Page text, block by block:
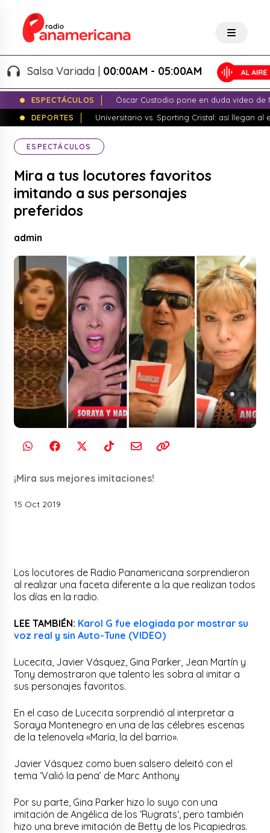
Salsa Variada |00:00AM - 05:00AM
ESPECTÁCULOS
Óscar Custodio pone en duda video de
DEPORTES
Universitario vs. Sporting Cristal: así llegan al
ESPECTÁCULOS
Mira a tus locutores favoritos
imitando a sus personajes
preferidos
admin
¡Mira sus mejores imitaciones!
15 Oct 2019
Los locutores de Radio Panamericana sorprendieron
al realizar una faceta diferente a la que realizan todos
los días en la radio.
LEE TAMBIÉN: Karol G fue elogiada por mostrar su
voz real y sin Auto-Tune (VIDEO)
Lucecita, Javier Vásquez, Gina Parker, Jean Martín y
Tony demostraron que talento les sobra al imitar a
sus personajes favoritos.
En el caso de Lucecita sorprendió al interpretar a
Soraya Montenegro en una de las célebres escenas
de la telenovela «María, la del barrio».
Javier Vásquez como buen salsero deleitó con el
tema ‘Valió la pena’ de Marc Anthony
Por su parte, Gina Parker hizo lo suyo con una
imitación de Angélica de los ‘Rugrats‘, pero también
hizo una breve imitación de Betty de los Picapiedras.